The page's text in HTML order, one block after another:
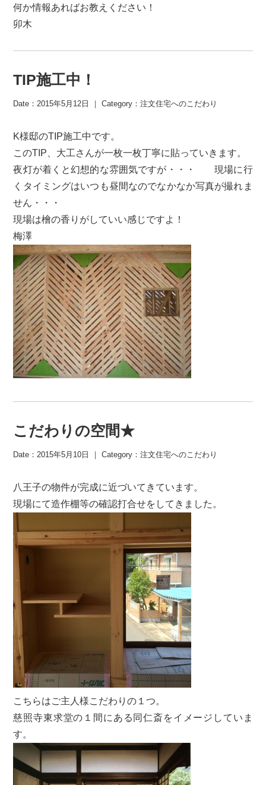
何か情報あればお教えください！
卯木
TIP施工中！
Date：2015年5月12日 ｜ Category：注文住宅へのこだわり
K様邸のTIP施工中です。
このTIP、大工さんが一枚一枚丁寧に貼っていきます。
夜灯が着くと幻想的な雰囲気ですが・・・ 現場に行
くタイミングはいつも昼間なのでなかなか写真が撮れま
せん・・・
現場は檜の香りがしていい感じですよ！
梅澤
こだわりの空間★
Date：2015年5月10日 ｜ Category：注文住宅へのこだわり
八王子の物件が完成に近づいてきています。
現場にて造作棚等の確認打合せをしてきました。
こちらはご主人様こだわりの１つ。
慈照寺東求堂の１間にある同仁斎をイメージしていま
す。